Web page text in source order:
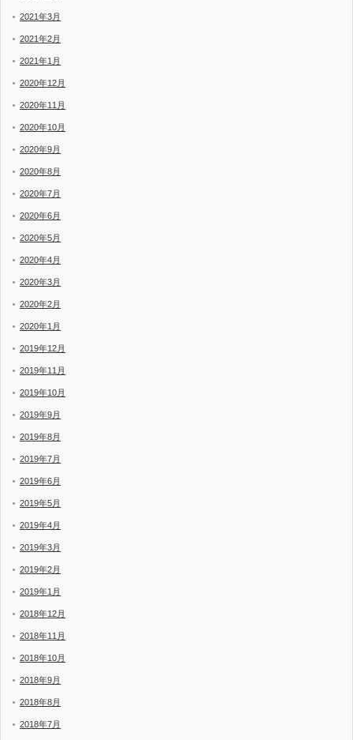
2021年3月
2021年2月
2021年1月
2020年12月
2020年11月
2020年10月
2020年9月
2020年8月
2020年7月
2020年6月
2020年5月
2020年4月
2020年3月
2020年2月
2020年1月
2019年12月
2019年11月
2019年10月
2019年9月
2019年8月
2019年7月
2019年6月
2019年5月
2019年4月
2019年3月
2019年2月
2019年1月
2018年12月
2018年11月
2018年10月
2018年9月
2018年8月
2018年7月